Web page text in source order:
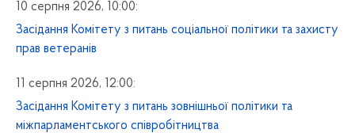
10 серпня 2026, 10:00:
Засідання Комітету з питань соціальної політики та захисту
прав ветеранів
11 серпня 2026, 12:00:
Засідання Комітету з питань зовнішньої політики та
міжпарламентського співробітництва